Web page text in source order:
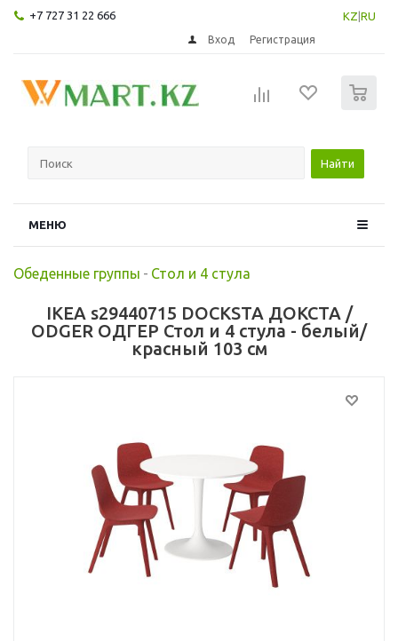
+7 727 31 22 666 KZ RU
Вход Регистрация
Найти
МЕНЮ
Обеденные группы - Стол и 4 стула
IKEA s29440715 DOCKSTA ДОКСТА /
ODGER ОДГЕР Стол и 4 стула - белый/
красный 103 см